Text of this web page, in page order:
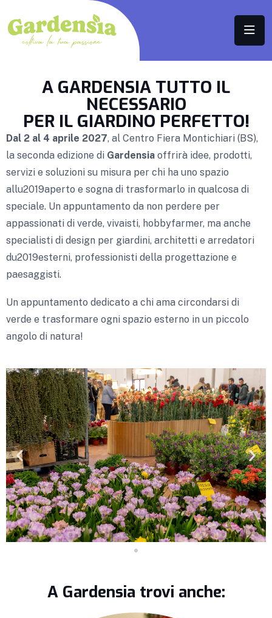
A GARDENSIA TUTTO IL
NECESSARIO
PER IL GIARDINO PERFETTO!
Dal 2 al 4 aprile 2027, al Centro Fiera Montichiari (BS),
la seconda edizione di Gardensia offrirà idee, prodotti,
servizi e soluzioni su misura per chi ha uno spazio
allu2019aperto e sogna di trasformarlo in qualcosa di
speciale. Un appuntamento da non perdere per
appassionati di verde, vivaisti, hobbyfarmer, ma anche
specialisti di design per giardini, architetti e arredatori
du2019esterni, professionisti della progettazione e
paesaggisti.
Un appuntamento dedicato a chi ama circondarsi di
verde e trasformare ogni spazio esterno in un piccolo
angolo di natura!
A Gardensia trovi anche: